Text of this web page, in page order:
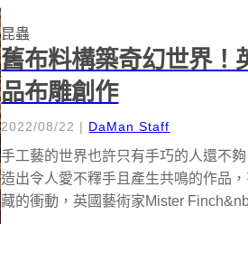
昆蟲
舊布料構築奇幻世界
品布雕創作
2022/08/22 | DaMan Staff
手工藝的世界也許只有手巧的人還不
造出令人愛不釋手且產生共鳴的作品
藏的衝動，英國藝術家Mister